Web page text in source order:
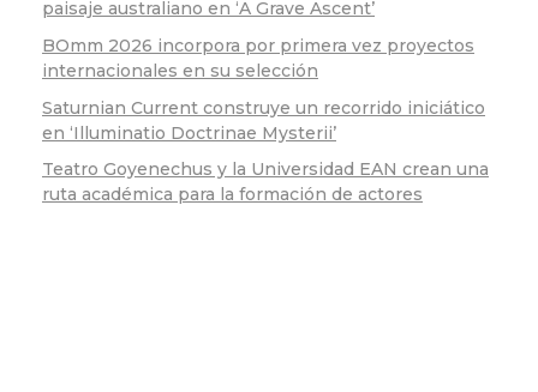
paisaje australiano en ‘A Grave Ascent’
BOmm 2026 incorpora por primera vez proyectos
internacionales en su selección
Saturnian Current construye un recorrido iniciático
en ‘Illuminatio Doctrinae Mysterii’
Teatro Goyenechus y la Universidad EAN crean una
ruta académica para la formación de actores